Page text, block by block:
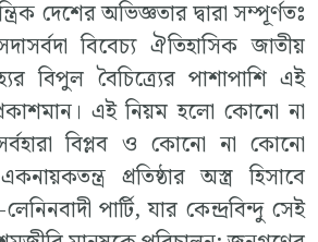
দেশের অভিজ্ঞতার দ্বারা সম্পূর্ণতঃ
বিবেচ্য ঐতিহাসিক জাতীয়
বিপুল বৈচিত্র্যের পাশাপাশি এই
এই নিয়ম হলো কোনো না
বিপ্লব ও কোনো না কোনো
প্রতিষ্ঠার অস্ত্র হিসাবে
পার্টি, যার কেন্দ্রবিন্দু সেই